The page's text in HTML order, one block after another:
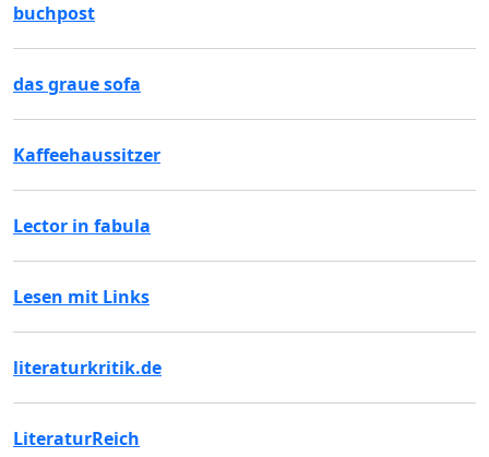
buchpost
das graue sofa
Kaffeehaussitzer
Lector in fabula
Lesen mit Links
literaturkritik.de
LiteraturReich